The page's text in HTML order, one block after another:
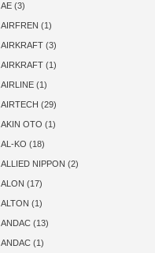
AE (3)
AIRFREN (1)
AIRKRAFT (3)
AIRKRAFT (1)
AIRLINE (1)
AIRTECH (29)
AKIN OTO (1)
AL-KO (18)
ALLIED NIPPON (2)
ALON (17)
ALTON (1)
ANDAC (13)
ANDAC (1)